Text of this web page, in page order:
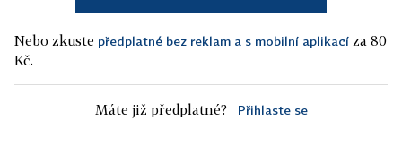
Nebo zkuste předplatné bez reklam a s mobilní aplikací za 80
Kč.
Máte již předplatné? Přihlaste se